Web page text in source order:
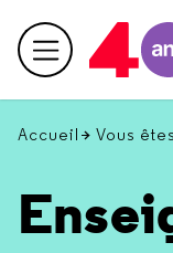
en
haut
Menu
Accueil Vous êtes